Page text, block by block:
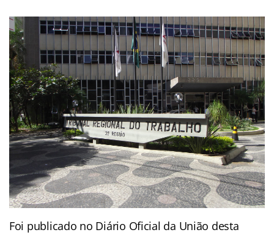
Foi publicado no Diário Oficial da União desta